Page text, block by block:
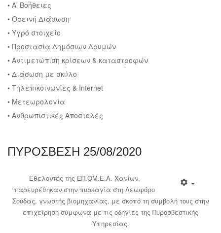
• Ορεινή Διάσωση
• Υγρό στοιχείο
• Προστασία Δημόσιων Δρυμών
• Αντιμετώπιση κρίσεων & καταστροφών
• Διάσωση με σκύλο
• Τηλεπικοινωνίες & Internet
• Μετεωρολογία
• Ανθρωπιστικές Αποστολές
παρευρέθηκαν στην πυρκαγία στη Λεωφόρο
Σούδας, γνωστής βιομηχανίας, με σκοπό τη συμβολή τους στην
επιχείρηση σύμφωνα με τις οδηγίες της Πυροσβεστικής
Υπηρεσίας.